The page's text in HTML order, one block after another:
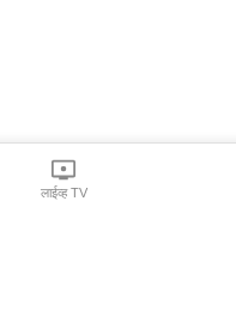
लाईव्ह TV